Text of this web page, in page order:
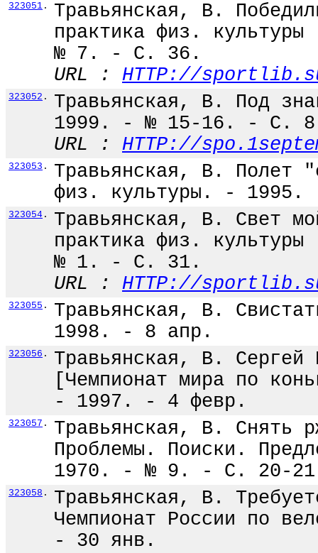
323051 .
Травьянская, В.
практика физ.
№ 7. - С. 36.
URL : HTTP://
323052 .
Травьянская, В. Под
1999. - № 15-16. - С.
URL : HTTP://
323053 .
Травьянская, В. Полет
физ. культуры. -
323054 .
Травьянская, В. Свет
практика физ.
№ 1. - С. 31.
URL : HTTP://
323055 .
Травьянская, В.
1998. - 8 апр.
323056 .
Травьянская, В. Сергей
[Чемпионат мира по
- 1997. - 4 февр.
323057 .
Травьянская, В. Снять
Проблемы. Поиски.
1970. - № 9. - С. 20-
323058 .
Травьянская, В.
Чемпионат России по
- 30 янв.